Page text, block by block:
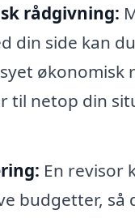
rådgivning:
din side kan
økonomisk
til netop din
En revisor
budgetter, så